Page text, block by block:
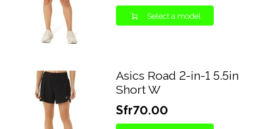
Select a model
Asics Road 2-in-1 5.5in
Short W
Sfr70.00